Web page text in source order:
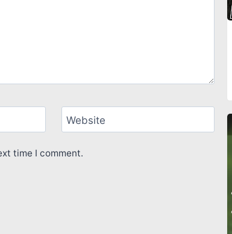
Website
time I comment.